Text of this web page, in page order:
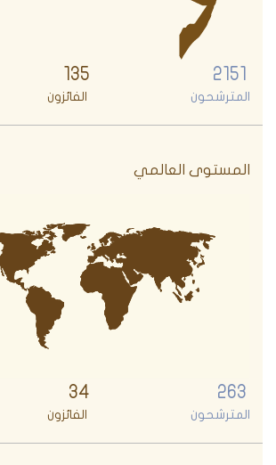
2151
135
المترشحون الفائزون
المستوى العالمي
263
34
المترشحون الفائزون